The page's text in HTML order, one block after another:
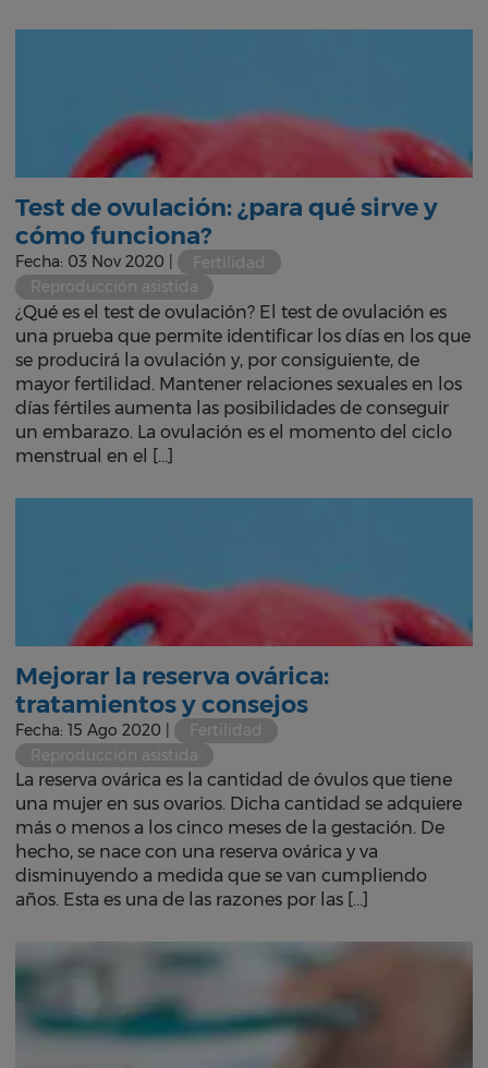
Test de ovulación: ¿para qué sirve y
cómo funciona?
Fecha: 03 Nov 2020 |
Fertilidad
Reproducción asistida
¿Qué es el test de ovulación? El test de ovulación es
una prueba que permite identificar los días en los que
se producirá la ovulación y, por consiguiente, de
mayor fertilidad. Mantener relaciones sexuales en los
días fértiles aumenta las posibilidades de conseguir
un embarazo. La ovulación es el momento del ciclo
menstrual en el […]
Mejorar la reserva ovárica:
tratamientos y consejos
Fecha: 15 Ago 2020 |
Fertilidad
Reproducción asistida
La reserva ovárica es la cantidad de óvulos que tiene
una mujer en sus ovarios. Dicha cantidad se adquiere
más o menos a los cinco meses de la gestación. De
hecho, se nace con una reserva ovárica y va
disminuyendo a medida que se van cumpliendo
años. Esta es una de las razones por las […]